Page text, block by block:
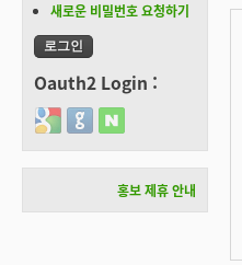
새로운 비밀번호 요청하기
Oauth2 Login :
Login with Google
Login with GitHub
Login with Naver
홍보 제휴 안내